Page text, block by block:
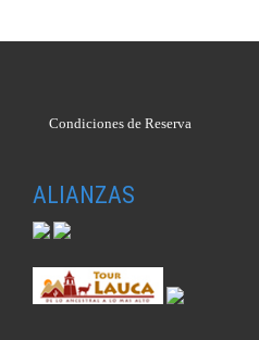
Condiciones de Reserva
ALIANZAS